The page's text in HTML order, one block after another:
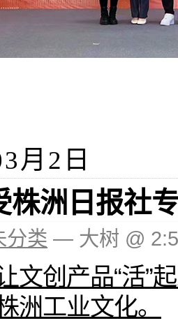
月2日
株洲日报社
分类 — 大树 @
文创产品“活”
洲工业文化。